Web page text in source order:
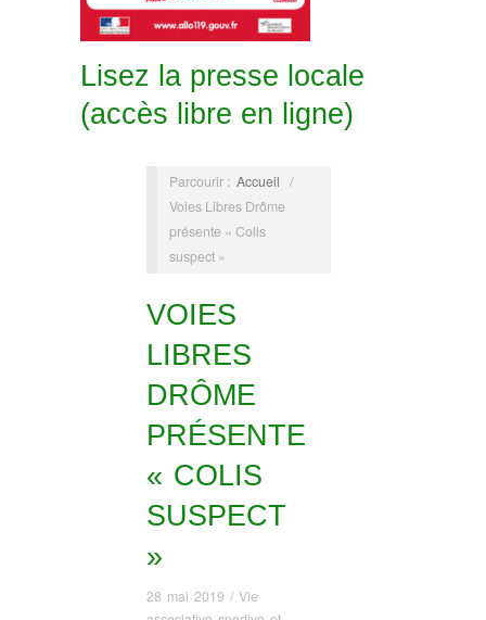
Lisez la presse locale
(accès libre en ligne)
Parcourir : Accueil /
Voies Libres Drôme
présente « Colis
suspect »
VOIES
LIBRES
DRÔME
PRÉSENTE
« COLIS
SUSPECT
»
28 mai 2019 / Vie